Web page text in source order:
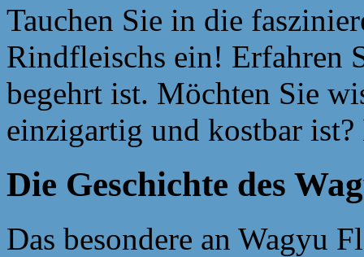
Tauchen Sie in die
Rindfleischs ein! Erfahren
begehrt ist. Möchten Sie
einzigartig und kostbar
Die Geschichte des
Das besondere an Wagyu